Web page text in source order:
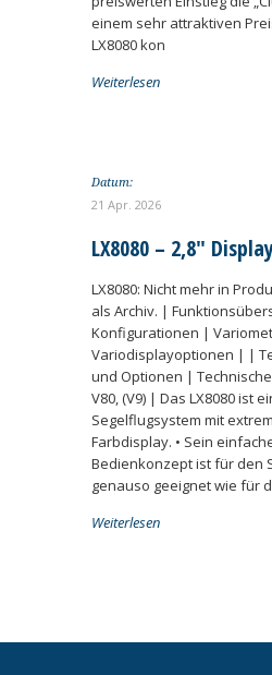
einem sehr attraktiven
LX8080 kon
Weiterlesen
Datum:
21 Apr. 2026
LX8080 – 2,8″
LX8080: Nicht mehr in
als Archiv. |
Konfigurationen |
Variodisplayoptionen | |
und Optionen |
V80, (V9) | Das LX8080 ist
Segelflugsystem mit
Farbdisplay. • Sein
Bedienkonzept ist für den
genauso geeignet wie für
Weiterlesen